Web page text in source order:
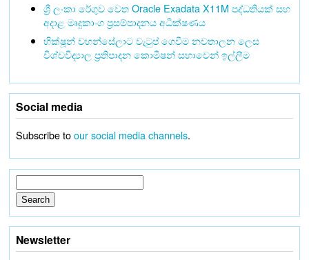
ශ්‍රී ලංකා රේගුව වෙත Oracle Exadata X11M පද්ධතියක් සහ
අදාළ මෘදුකාංග ප්‍රසම්පාදනය අධීක්ෂණය
භික්ෂූන් වහන්සේලාට වැටුප් ගෙවීම නවතාලන ලෙස
විශ්වවිද්‍යාල ප්‍රතිපාදන කොමිෂන් සභාවෙන් ඉල්ලීම
Social media
Subscribe toour social media channels.
Newsletter